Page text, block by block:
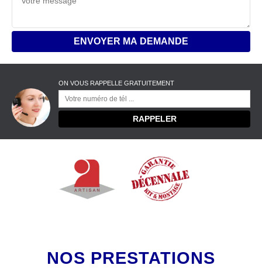
ON VOUS RAPPELLE GRATUITEMENT
NOS PRESTATIONS